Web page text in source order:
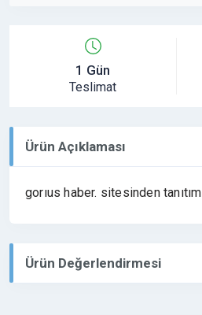
1 Gün
Teslimat
Ürün Açıklaması
gorıus haber. sitesinden tanıtım
Ürün Değerlendirmesi